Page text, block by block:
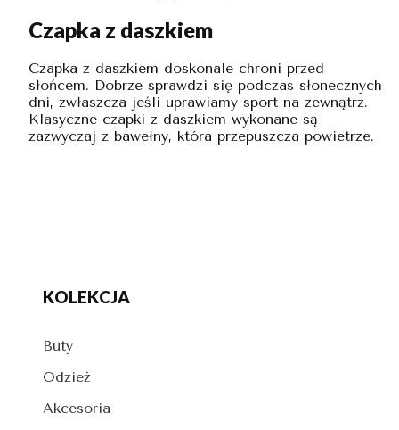
Czapka z daszkiem
Czapka z daszkiem doskonale chroni przed
słońcem. Dobrze sprawdzi się podczas słonecznych
dni, zwłaszcza jeśli uprawiamy sport na zewnątrz.
Klasyczne czapki z daszkiem wykonane są
zazwyczaj z bawełny, która przepuszcza powietrze.
KOLEKCJA
Buty
Odzież
Akcesoria